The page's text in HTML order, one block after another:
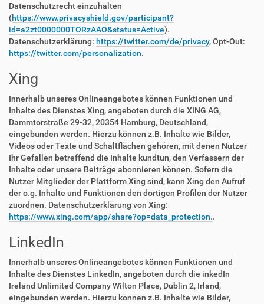
Datenschutzrecht einzuhalten
(https://www.privacyshield.gov/participant?
id=a2zt0000000TORzAAO&status=Active).
Datenschutzerklärung: https://twitter.com/de/privacy, Opt-Out:
https://twitter.com/personalization.
Xing
Innerhalb unseres Onlineangebotes können Funktionen und
Inhalte des Dienstes Xing, angeboten durch die XING AG,
Dammtorstraße 29-32, 20354 Hamburg, Deutschland,
eingebunden werden. Hierzu können z.B. Inhalte wie Bilder,
Videos oder Texte und Schaltflächen gehören, mit denen Nutzer
Ihr Gefallen betreffend die Inhalte kundtun, den Verfassern der
Inhalte oder unsere Beiträge abonnieren können. Sofern die
Nutzer Mitglieder der Plattform Xing sind, kann Xing den Aufruf
der o.g. Inhalte und Funktionen den dortigen Profilen der Nutzer
zuordnen. Datenschutzerklärung von Xing:
https://www.xing.com/app/share?op=data_protection..
LinkedIn
Innerhalb unseres Onlineangebotes können Funktionen und
Inhalte des Dienstes LinkedIn, angeboten durch die inkedIn
Ireland Unlimited Company Wilton Place, Dublin 2, Irland,
eingebunden werden. Hierzu können z.B. Inhalte wie Bilder,